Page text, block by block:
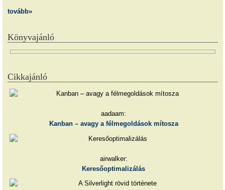
tovább»
Könyvajánló
Cikkajánló
aadaam:
Kanban – avagy a félmegoldások mítosza
airwalker:
Keresőoptimalizálás